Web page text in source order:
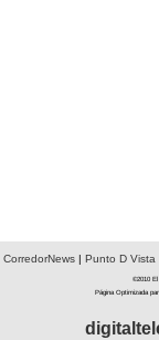
CorredorNews| Punto D Vista
©2010 El
Página Optimizada